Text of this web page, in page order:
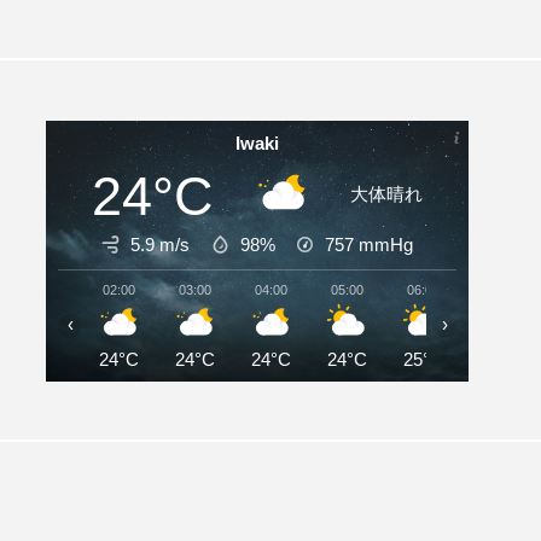
Iwaki
24°C 大体晴れ
5.9 m/s 98% 757mmHg
02:00
24°C
03:00
24°C
04:00
24°C
05:00
24°C
06:00
25°C
‹ ›